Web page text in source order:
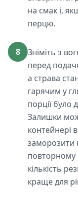
на смак і,
перцю.
8
Зніміть з
перед
а страва
гарячим у
порції було
Залишки
контейнері
заморозити
повторному
кількість
краще для